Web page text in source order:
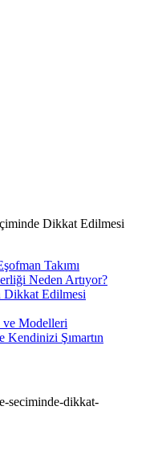
Dikkat Edilmesi
Takımı
Neden Artıyor?
Dikkat Edilmesi
ve Modelleri
Kendinizi Şımartın
seciminde-dikkat-